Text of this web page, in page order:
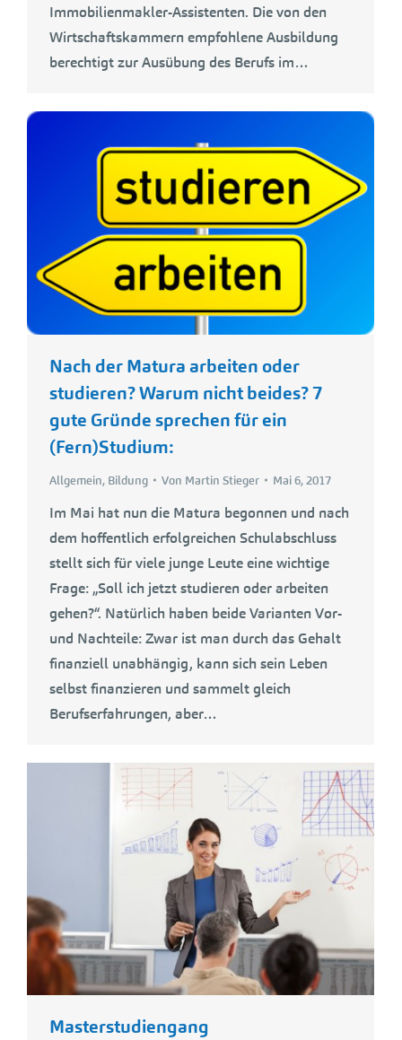
Immobilienmakler-Assistenten. Die von den
Wirtschaftskammern empfohlene Ausbildung
berechtigt zur Ausübung des Berufs im…
Nach der Matura arbeiten oder
studieren? Warum nicht beides? 7
gute Gründe sprechen für ein
(Fern)Studium:
Allgemein, Bildung Von Martin Stieger Mai 6, 2017
Im Mai hat nun die Matura begonnen und nach
dem hoffentlich erfolgreichen Schulabschluss
stellt sich für viele junge Leute eine wichtige
Frage: „Soll ich jetzt studieren oder arbeiten
gehen?“. Natürlich haben beide Varianten Vor-
und Nachteile: Zwar ist man durch das Gehalt
finanziell unabhängig, kann sich sein Leben
selbst finanzieren und sammelt gleich
Berufserfahrungen, aber…
Masterstudiengang